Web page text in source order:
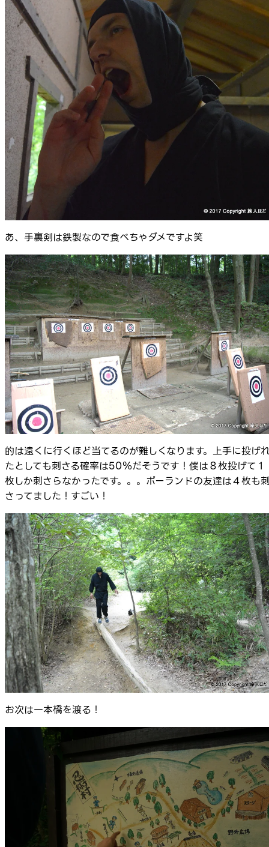
あ、手裏剣は鉄製なので食べちゃダメですよ笑
的は遠くに行くほど当てるのが難しくなります。上手に投げ
たとしても刺さる確率は50％だそうです！僕は８枚投げて１
枚しか刺さらなかったです。。。ポーランドの友達は４枚も
さってました！すごい！
お次は一本橋を渡る！